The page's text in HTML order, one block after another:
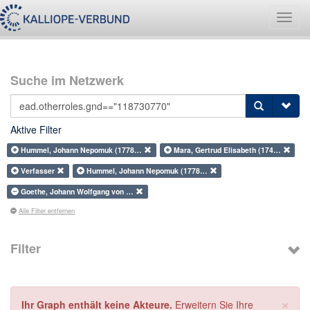
Suche im Netzwerk
Aktive Filter
Hummel, Johann Nepomuk (1778…
Mara, Gertrud Elisabeth (174…
Verfasser
Hummel, Johann Nepomuk (1778…
Goethe, Johann Wolfgang von …
Alle Filter entfernen
Filter
×
Ihr Graph enthält keine Akteure. Erweitern Sie Ihre